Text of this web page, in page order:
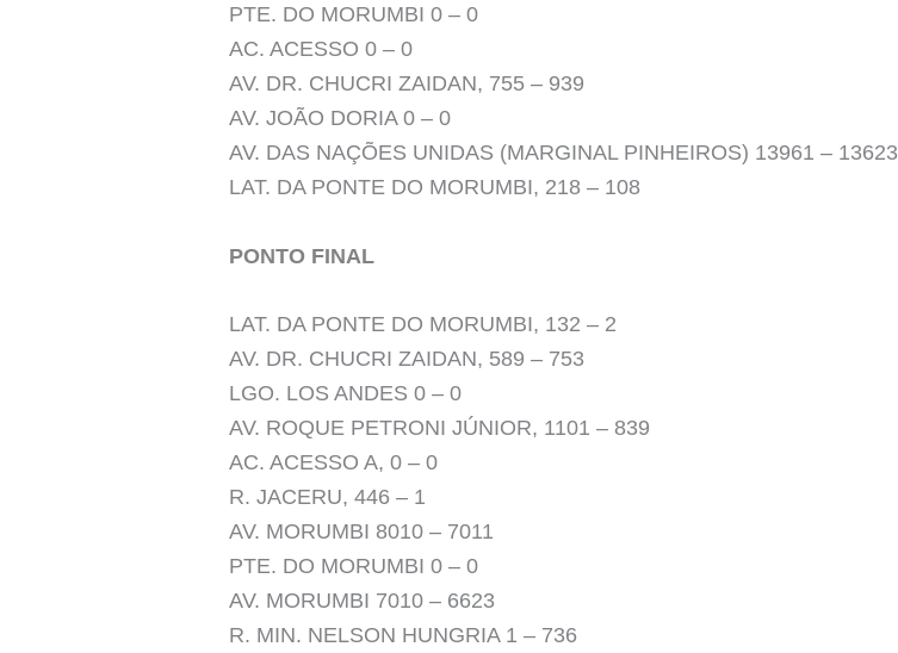
PTE. DO MORUMBI 0 – 0
AC. ACESSO 0 – 0
AV. DR. CHUCRI ZAIDAN, 755 – 939
AV. JOÃO DORIA 0 – 0
AV. DAS NAÇÕES UNIDAS (MARGINAL PINHEIROS) 13961 – 13623
LAT. DA PONTE DO MORUMBI, 218 – 108
PONTO FINAL
LAT. DA PONTE DO MORUMBI, 132 – 2
AV. DR. CHUCRI ZAIDAN, 589 – 753
LGO. LOS ANDES 0 – 0
AV. ROQUE PETRONI JÚNIOR, 1101 – 839
AC. ACESSO A, 0 – 0
R. JACERU, 446 – 1
AV. MORUMBI 8010 – 7011
PTE. DO MORUMBI 0 – 0
AV. MORUMBI 7010 – 6623
R. MIN. NELSON HUNGRIA 1 – 736